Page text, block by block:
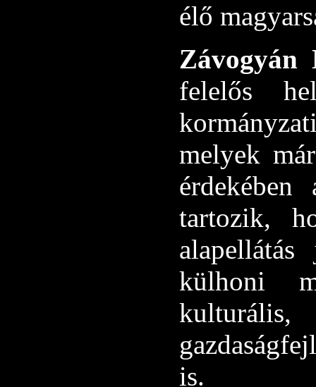
élő
felelős
melyek
tartozik,
külhoni
is.